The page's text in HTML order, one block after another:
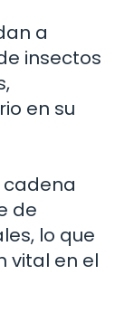
a
insectos
en su
de
lo que
vital en el